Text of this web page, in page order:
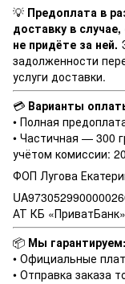
💡 Предоплата в
доставку в
не придёте за ней.
задолженности
услуги доставки.
💳 Варианты
• Полная
• Частичная — 300
учётом комиссии:
ФОП Лугова
АТ КБ «ПриватБанк»
📦 Мы гарантируем:
• Официальные
• Отправка заказа